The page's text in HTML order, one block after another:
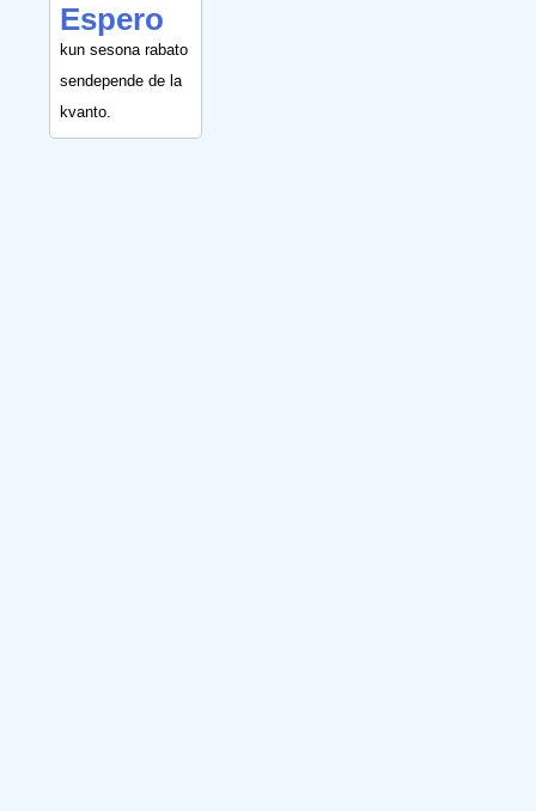
Espero
kun sesona rabato
sendepende de la
kvanto.